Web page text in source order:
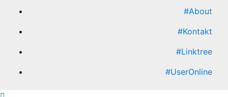
#About
#Kontakt
#Linktree
#UserOnline